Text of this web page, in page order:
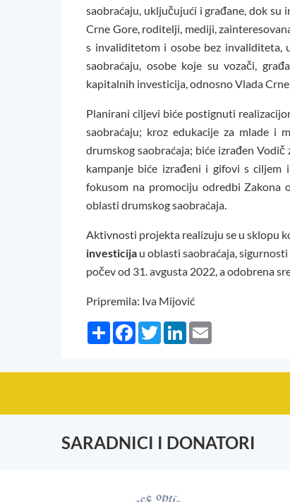
saobraćaju, uključujući i građane, dok
Crne Gore, roditelji, mediji,
s invaliditetom i osobe bez invaliditeta,
saobraćaju, osobe koje su vozači,
kapitalnih investicija, odnosno Vlada
Planirani ciljevi biće postignuti
saobraćaju; kroz edukacije za mlade i
drumskog saobraćaja; biće izrađen
kampanje biće izrađeni i gifovi s ciljem
fokusom na promociju odredbi Zakona
oblasti drumskog saobraćaja.
Aktivnosti projekta realizuju se u sklopu
investicija u oblasti saobraćaja,
počev od 31. avgusta 2022, a odobrena
Pripremila: Iva Mijović
Share FacebookTwitterLinkedIn
SARADNICI I DONATORI